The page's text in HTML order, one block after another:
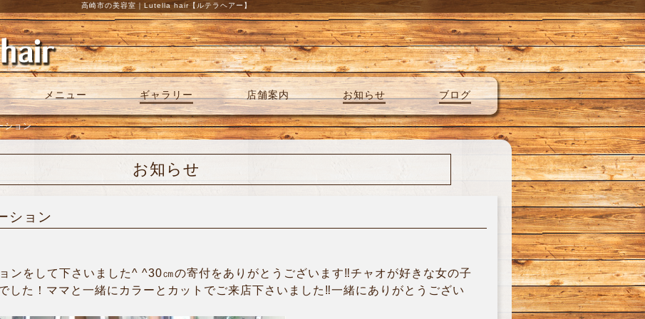
高崎市の美容室｜Lutella hair【ルテラヘアー】
メニュー ギャラリー 店舗案内 お知らせ ブログ
ション
お知らせ
ション
ンをして下さいました^ ^30㎝の寄付をありがとうございます‼︎チャオが好きな女の子
した！ママと一緒にカラーとカットでご来店下さいました‼︎一緒にありがとうござい